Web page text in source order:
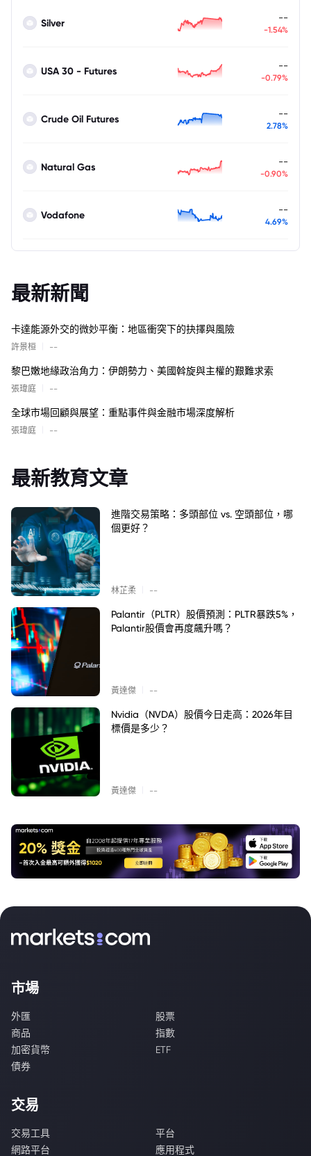
Silver --
-1.54%
USA 30 - Futures --
-0.79%
Crude Oil Futures --
2.78%
Natural Gas --
-0.90%
Vodafone --
4.69%
最新新聞
卡達能源外交的微妙平衡：地區衝突下的抉擇與風險
許景桓 --
黎巴嫩地緣政治角力：伊朗勢力、美國斡旋與主權的艱難求索
張瑋庭 --
全球市場回顧與展望：重點事件與金融市場深度解析
張瑋庭 --
最新教育文章
進階交易策略：多頭部位 vs. 空頭部位，哪
個更好？
林芷柔 --
Palantir（PLTR）股價預測：PLTR暴跌5%，
Palantir股價會再度飆升嗎？
黃達傑 --
Nvidia（NVDA）股價今日走高：2026年目
標價是多少？
黃達傑 --
市場
外匯
股票
商品
指數
加密貨幣
ETF
債券
交易
交易工具
平台
網路平台
應用程式